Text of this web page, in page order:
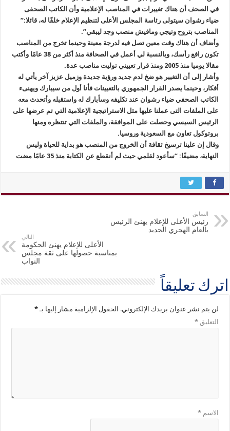
في الصحف أن هناك تغييرات في المناصب الإعلامية وأن الكاتب الصحفى
ضياء رشوان سيتولى رئاسة المجلس الأعلى لتنظيم الإعلام خلفًا له، قائلا:”
المناصب بتروح وتيجي ومافيش منصب وجد ليبقي”.
وأضاف أن هناك وقت معين تصل فيه لدرجة معينة وحينما تخرج من المناصب
تكون رافع رأسك، وبالنسبة لي أعمل في الصحافة منذ أكثر من 38 عامًا وأكتب
مقالا يوميا منذ 2005 ومنذ قرار تعييني توليت مناصب عدة.
وأشار إلى أن التغيير هو ضخ لدم جديد ورؤية جديدة وزميل عزيز آخر يأتي له
أفكار، وحينما يصدر القرار الجمهوري بالتعيينات فأنا أول من سيبارك ويهنىء
الكاتب الصحفي ضياء رشوان عند تكليفه وسأبارك له واستقبله وأتحدث معه
على الملفات التى عملنا عليها مثل الاستراتيجية الإعلامية التي تم عرضها على
الرئيس السيسي وحصلت على الموافقة، والملفات التي تنتظره ومنها
بروتوكول تعاون مع السعودية وروسيا.
وقال إن علينا ترسيخ ثقافة أن الخروج من المنصب هو بداية للحياة وليس
النهاية، مضيفًا: “سأعود لقلمي حيث لم أنقطع عن الكتابة منذ 35 عامًا مضت
السابق
رئيس الأعلى للإعلام يهنئ الرئيس
بالعام الهجري الجديد
التالي
الأعلى للإعلام يهنئ الحكومة
بمناسبة حصولها على ثقة مجلس
النواب
اترك تعليقاً
لن يتم نشر عنوان بريدك الإلكتروني. الحقول الإلزامية مشار إليها بـ*
التعليق*
الاسم*